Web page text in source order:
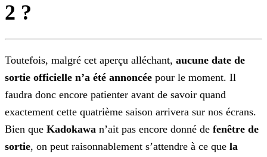
2 ?
Toutefois, malgré cet aperçu alléchant, aucune date de
sortie officielle n’a été annoncée pour le moment. Il
faudra donc encore patienter avant de savoir quand
exactement cette quatrième saison arrivera sur nos écrans.
Bien que Kadokawa n’ait pas encore donné de fenêtre de
sortie, on peut raisonnablement s’attendre à ce que la